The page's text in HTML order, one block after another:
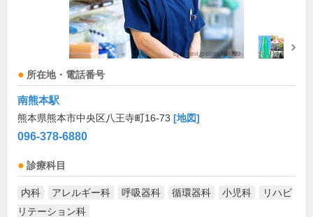
所在地・電話番号
南熊本駅
熊本県熊本市中央区八王寺町16-73 [地図]
096-378-6880
診療科目
内科 アレルギー科 呼吸器科 循環器科 小児科
リハビ
リテーション科